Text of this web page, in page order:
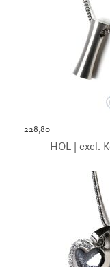
228,80
HOL | excl.